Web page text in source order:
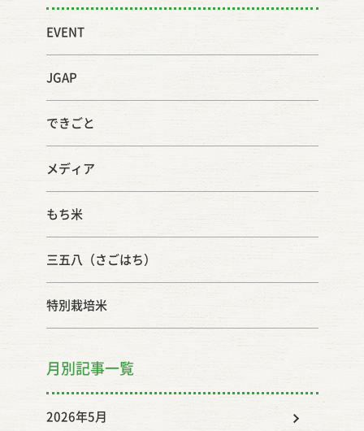
EVENT
JGAP
できごと
メディア
もち米
三五八（さごはち）
特別栽培米
月別記事一覧
2026年5月